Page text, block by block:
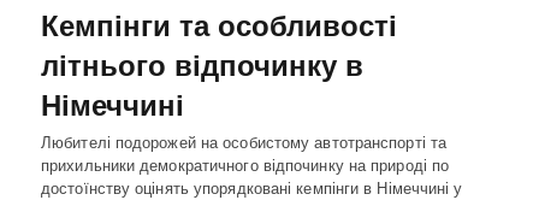
Кемпінги та особливості
літнього відпочинку в
Німеччині
Любителі подорожей на особистому автотранспорті та
прихильники демократичного відпочинку на природі по
достоїнству оцінять упорядковані кемпінги в Німеччині у